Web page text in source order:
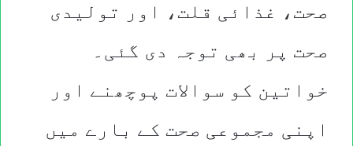
صحت، غذائی قلت، اور تولیدی
صحت پر بھی توجہ دی گئی۔
خواتین کو سوالات پوچھنے اور
اپنی مجموعی صحت کے بارے میں